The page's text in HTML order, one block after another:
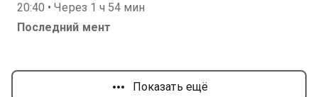
20:40 • Через 1 ч 54 мин
Последний мент
Показать ещё